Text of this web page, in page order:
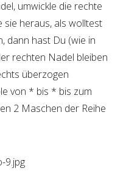
umwickle die rechte
sie heraus, als wolltest
dann hast Du (wie in
rechten Nadel bleiben
überzogen
von * bis * bis zum
2 Maschen der Reihe